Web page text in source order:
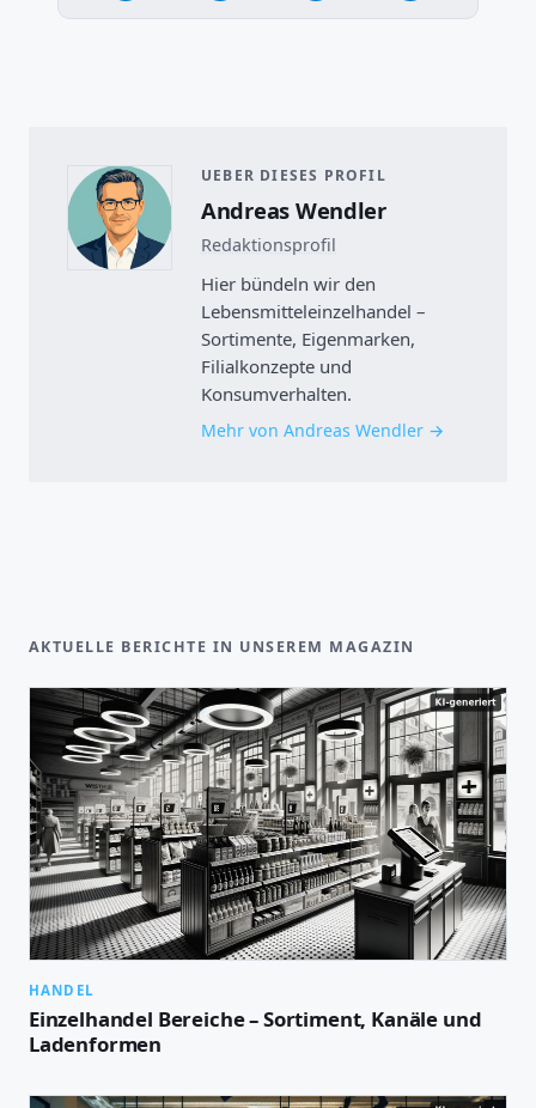
UEBER DIESES PROFIL
Andreas Wendler
Redaktionsprofil
Hier bündeln wir den
Lebensmitteleinzelhandel –
Sortimente, Eigenmarken,
Filialkonzepte und
Konsumverhalten.
Mehr von Andreas Wendler
AKTUELLE BERICHTE IN UNSEREM MAGAZIN
HANDEL
Einzelhandel Bereiche – Sortiment, Kanäle und
Ladenformen